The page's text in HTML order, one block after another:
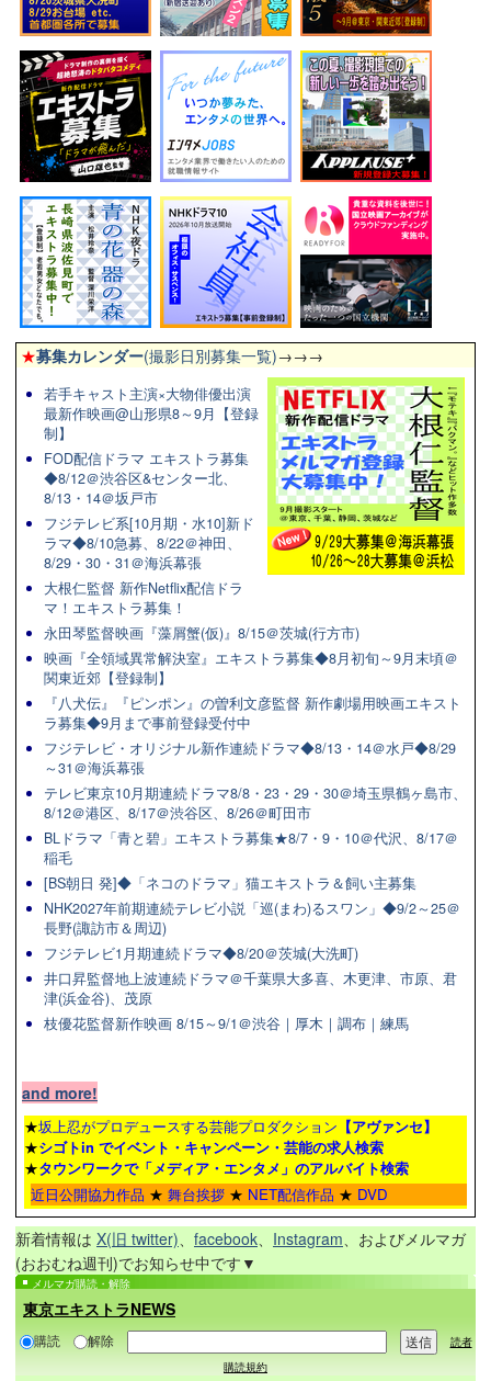
★募集カレンダー(撮影日別募集一覧)→→→
若手キャスト主演×大物俳優出演
最新作映画@山形県8～9月【登録
制】
FOD配信ドラマ エキストラ募集
◆8/12＠渋谷区&センター北、
8/13・14＠坂戸市
フジテレビ系[10月期・水10]新ド
ラマ◆8/10急募、8/22＠神田、
8/29・30・31＠海浜幕張
大根仁監督 新作Netflix配信ドラ
マ！エキストラ募集！
永田琴監督映画『藻屑蟹(仮)』8/15＠茨城(行方市)
映画『全領域異常解決室』エキストラ募集◆8月初旬～9月末頃＠
関東近郊【登録制】
『八犬伝』『ピンポン』の曽利文彦監督 新作劇場用映画エキスト
ラ募集◆9月まで事前登録受付中
フジテレビ・オリジナル新作連続ドラマ◆8/13・14＠水戸◆8/29
～31＠海浜幕張
テレビ東京10月期連続ドラマ8/8・23・29・30＠埼玉県鶴ヶ島市、
8/12＠港区、8/17＠渋谷区、8/26＠町田市
BLドラマ「青と碧」エキストラ募集★8/7・9・10＠代沢、8/17＠
稲毛
[BS朝日 発]◆「ネコのドラマ」猫エキストラ＆飼い主募集
NHK2027年前期連続テレビ小説「巡(まわ)るスワン」◆9/2～25＠
長野(諏訪市＆周辺)
フジテレビ1月期連続ドラマ◆8/20＠茨城(大洗町)
井口昇監督地上波連続ドラマ＠千葉県大多喜、木更津、市原、君
津(浜金谷)、茂原
枝優花監督新作映画 8/15～9/1＠渋谷｜厚木｜調布｜練馬
and more!
★坂上忍がプロデュースする芸能プロダクション 【アヴァンセ】
★シゴトin でイベント・キャンペーン・芸能の求人検索
★タウンワークで「メディア・エンタメ」のアルバイト検索
近日公開協力作品 ★ 舞台挨拶 ★ NET配信作品 ★ DVD
新着情報は X(旧 twitter) facebook Instagram 、およびメルマガ
(おおむね週刊)でお知らせ中です▼
メルマガ購読・解除
東京エキストラNEWS
購読 解除
読者
購読規約